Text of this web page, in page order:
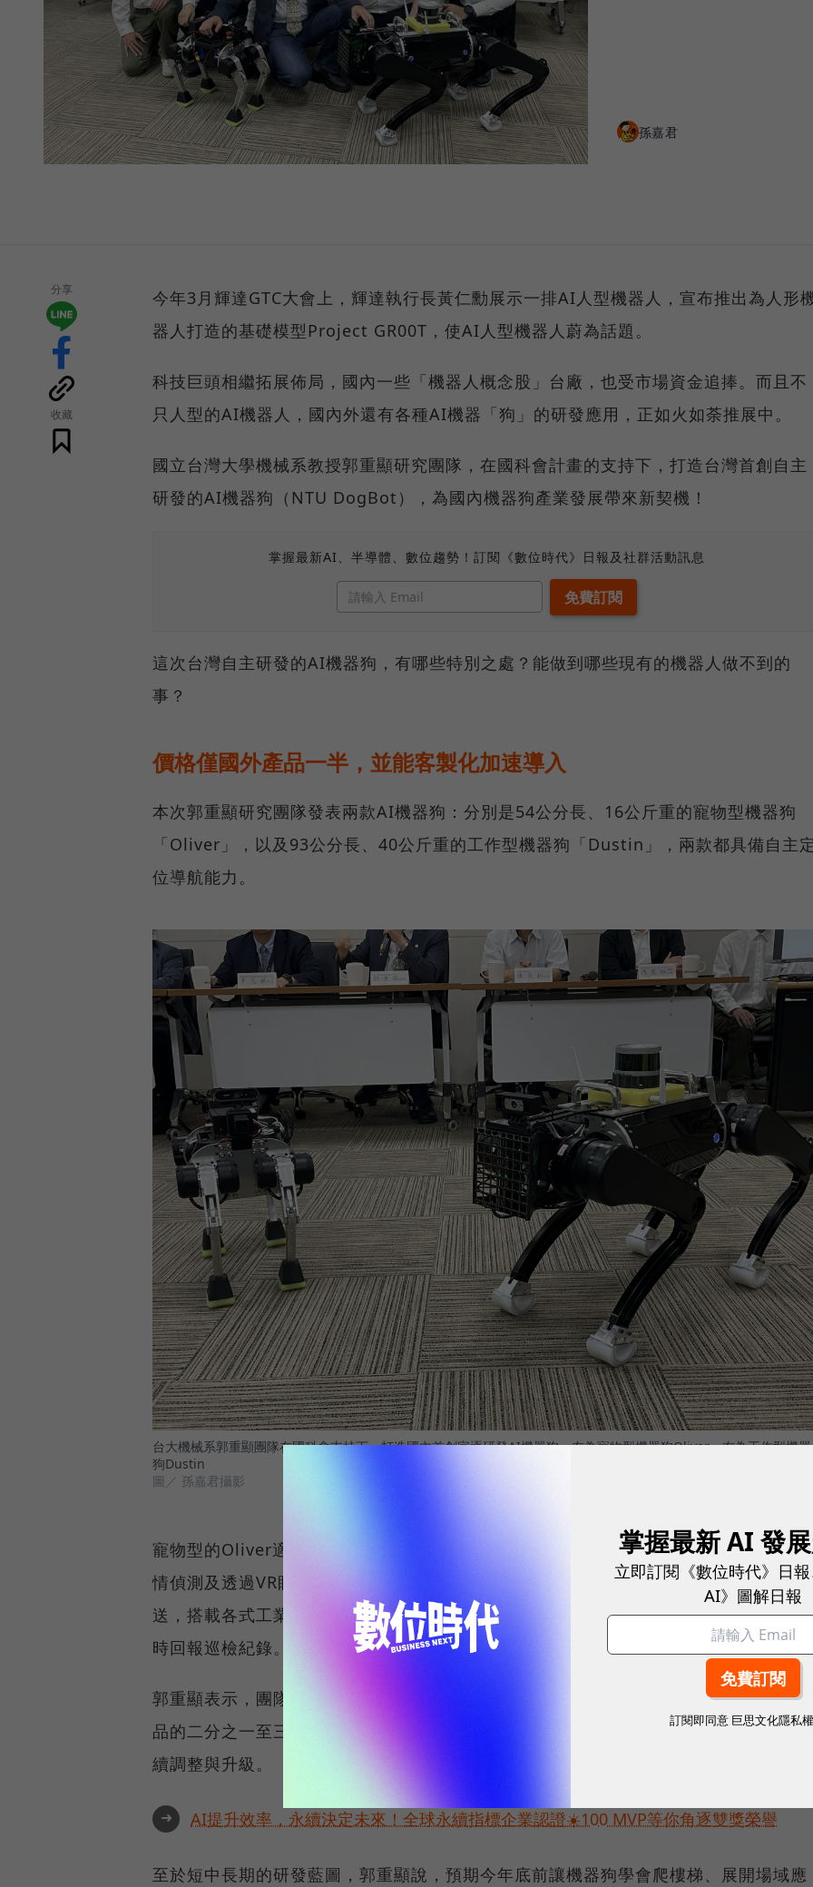
孫嘉君
分享
收藏
今年3月輝達GTC大會上，輝達執行長黃仁勳展示一排AI人型機器人，宣布推出為人形
器人打造的基礎模型Project GR00T，使AI人型機器人蔚為話題。
科技巨頭相繼拓展佈局，國內一些「機器人概念股」台廠，也受市場資金追捧。而且不
只人型的AI機器人，國內外還有各種AI機器「狗」的研發應用，正如火如荼推展中。
國立台灣大學機械系教授郭重顯研究團隊，在國科會計畫的支持下，打造台灣首創自主
研發的AI機器狗（NTU DogBot），為國內機器狗產業發展帶來新契機！
掌握最新AI、半導體、數位趨勢！訂閱《數位時代》日報及社群活動訊息
這次台灣自主研發的AI機器狗，有哪些特別之處？能做到哪些現有的機器人做不到的
事？
價格僅國外產品一半，並能客製化加速導入
本次郭重顯研究團隊發表兩款AI機器狗：分別是54公分長、16公斤重的寵物型機器狗
「Oliver」，以及93公分長、40公斤重的工作型機器狗「Dustin」，兩款都具備自主
位導航能力。
台大機械系郭重顯團隊在國科會支持下，打造國內首創字逐研發AI機器狗，左為寵物型機器狗Oliver，右為工作型機器
狗Dustin
圖／ 孫嘉君攝影
寵物型的Oliver適合應用在居家環境，具有動作教導與AI視覺等功能，可進行語音、表
情偵測及透過VR眼鏡互動操控；工作型的Dustin，則適用於產業端的工業巡檢與物品
送，搭載各式工業用途感測器，包括音噪、視覺、溫度、氣體等，並可結合Line Bot即
時回報巡檢紀錄。
郭重顯表示，團隊自主研發的機器狗具備的優勢，包括較便宜的售價，約為國外類似產
品的二分之一至三分之一，也提供在地客製化服務，得以加速導入客戶場域，亦便於後
續調整與升級。
➜ AI提升效率，永續決定未來！全球永續指標企業認證☀️100 MVP等你角逐雙獎榮譽
至於短中長期的研發藍圖，郭重顯說，預期今年底前讓機器狗學會爬樓梯、展開場域應
掌握最新 AI 發
立即訂閱《數位時代》日
AI》圖解日報
訂閱即同意 巨思文化隱私